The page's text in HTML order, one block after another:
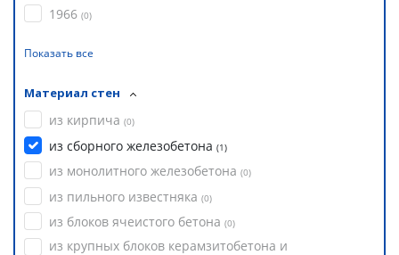
1966 (0)
Показать все
Материал стен
из кирпича (0)
из сборного железобетона (1)
из монолитного железобетона (0)
из пильного известняка (0)
из блоков ячеистого бетона (0)
из крупных блоков керамзитобетона и